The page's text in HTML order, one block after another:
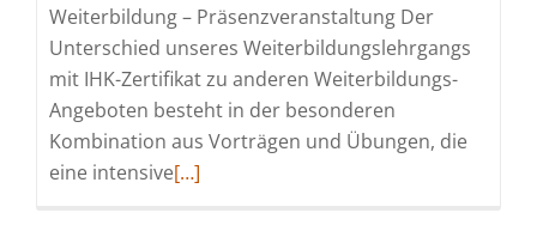
Weiterbildung – Präsenzveranstaltung Der
Unterschied unseres Weiterbildungslehrgangs
mit IHK-Zertifikat zu anderen Weiterbildungs-
Angeboten besteht in der besonderen
Kombination aus Vorträgen und Übungen, die
eine intensiveRead
[…]